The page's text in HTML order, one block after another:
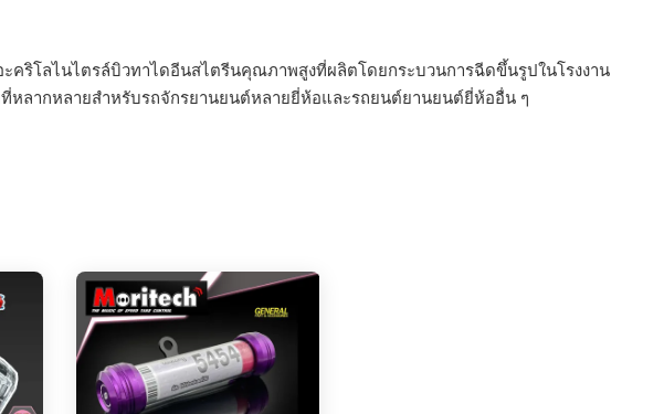
คริโลไนไตรล์บิวทาไดอีนสไตรีนคุณภาพสูงที่ผลิตโดยกระบวนการฉีดขึ้นรูปในโรงงาน
หลากหลายสำหรับรถจักรยานยนต์หลายยี่ห้อและรถยนต์ยานยนต์ยี่ห้ออื่น ๆ